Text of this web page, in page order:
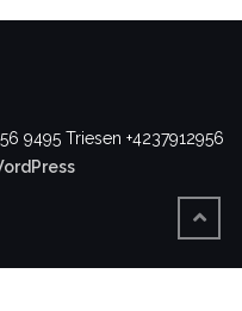
9495 Triesen +4237912956